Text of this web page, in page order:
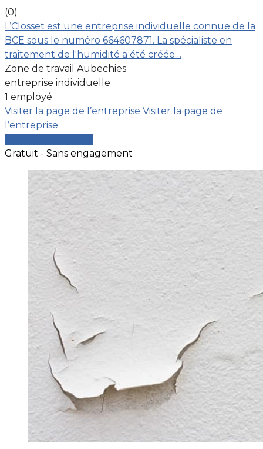
(0)
L’Closset est une entreprise individuelle connue de la
BCE sous le numéro 664607871. La spécialiste en
traitement de l'humidité a été créée…
Zone de travail Aubechies
entreprise individuelle
1 employé
Visiter la page de l’entreprise Visiter la page de
l’entreprise
Gratuit - Sans engagement